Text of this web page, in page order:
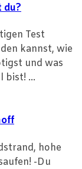
du?
Test
kannst, wie
und was
bist! ...
hohe
-Du